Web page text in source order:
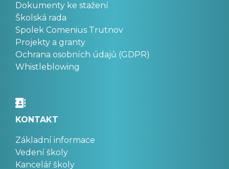
Dokumenty ke stažení
Školská rada
Spolek Comenius Trutnov
Projekty a granty
Ochrana osobních údajů (GDPR)
Whistleblowing
KONTAKT
Základní informace
Vedení školy
Kancelář školy